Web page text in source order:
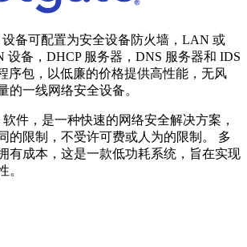
设备可配置为安全设备防火墙，LAN 或
设备，DHCP 服务器，DNS 服务器和 IDS
序包，以低廉的价格提供高性能，无风
的一线网络安全设备。
软件，是一种快速的网络安全解决方案，
的限制，不受许可费或人为的限制。 多
有成本，这是一款低功耗系统，旨在实现
。